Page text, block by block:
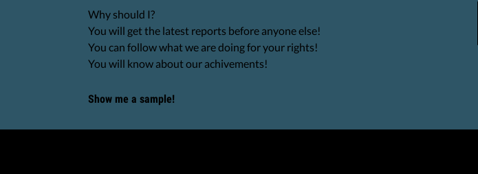
Why should I?
You will get the latest reports before anyone else!
You can follow what we are doing for your rights!
You will know about our achivements!
Show me a sample!